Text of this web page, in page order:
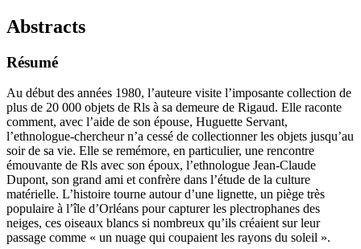
Abstracts
Résumé
Au début des années 1980, l’auteure visite l’imposante collection de
plus de 20 000 objets de Rls à sa demeure de Rigaud. Elle raconte
comment, avec l’aide de son épouse, Huguette Servant,
l’ethnologue-chercheur n’a cessé de collectionner les objets jusqu’au
soir de sa vie. Elle se remémore, en particulier, une rencontre
émouvante de Rls avec son époux, l’ethnologue Jean-Claude
Dupont, son grand ami et confrère dans l’étude de la culture
matérielle. L’histoire tourne autour d’une lignette, un piège très
populaire à l’île d’Orléans pour capturer les plectrophanes des
neiges, ces oiseaux blancs si nombreux qu’ils créaient sur leur
passage comme « un nuage qui coupaient les rayons du soleil ».